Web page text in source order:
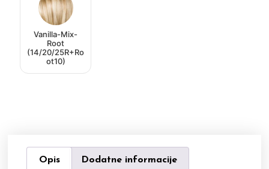
Vanilla-Mix-
Root
(14/20/25R+Ro
ot10)
Opis Dodatne informacije